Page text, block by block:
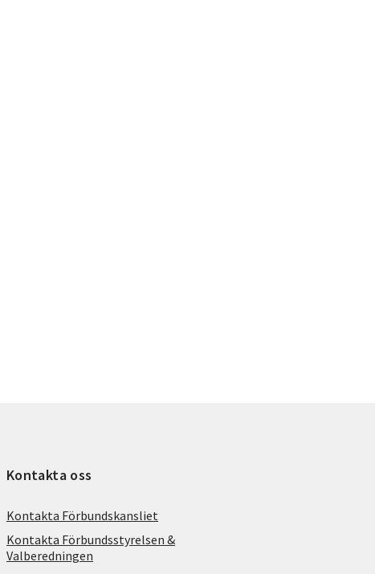
Kontakta oss
Kontakta Förbundskansliet
Kontakta Förbundsstyrelsen &
Valberedningen